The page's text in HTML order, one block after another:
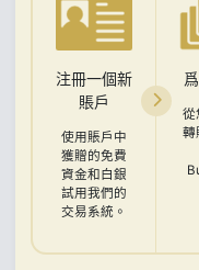
注冊一個新
賬戶
使用賬戶中
獲贈的免費
資金和白銀
試用我們的
交易系統。
從
轉